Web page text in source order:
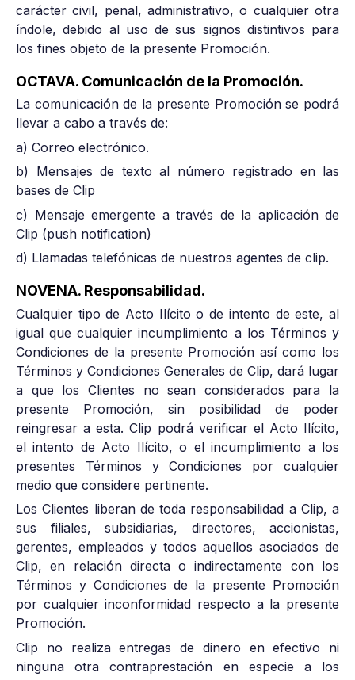
carácter civil, penal, administrativo, o cualquier otra
índole, debido al uso de sus signos distintivos para
los fines objeto de la presente Promoción.
OCTAVA. Comunicación de la Promoción.
La comunicación de la presente Promoción se podrá
llevar a cabo a través de:
a) Correo electrónico.
b) Mensajes de texto al número registrado en las
bases de Clip
c) Mensaje emergente a través de la aplicación de
Clip (push notification)
d) Llamadas telefónicas de nuestros agentes de clip.
NOVENA. Responsabilidad.
Cualquier tipo de Acto Ilícito o de intento de este, al
igual que cualquier incumplimiento a los Términos y
Condiciones de la presente Promoción así como los
Términos y Condiciones Generales de Clip, dará lugar
a que los Clientes no sean considerados para la
presente Promoción, sin posibilidad de poder
reingresar a esta. Clip podrá verificar el Acto Ilícito,
el intento de Acto Ilícito, o el incumplimiento a los
presentes Términos y Condiciones por cualquier
medio que considere pertinente.
Los Clientes liberan de toda responsabilidad a Clip, a
sus filiales, subsidiarias, directores, accionistas,
gerentes, empleados y todos aquellos asociados de
Clip, en relación directa o indirectamente con los
Términos y Condiciones de la presente Promoción
por cualquier inconformidad respecto a la presente
Promoción.
Clip no realiza entregas de dinero en efectivo ni
ninguna otra contraprestación en especie a los